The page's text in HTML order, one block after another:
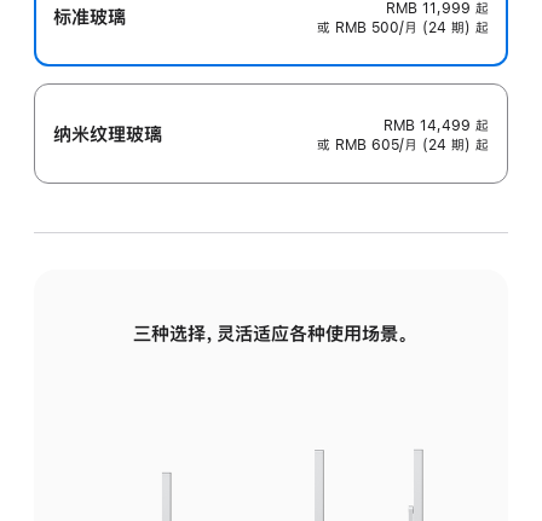
标准玻璃 RMB 11,999 起
或 RMB 500/月 (24 期) 起
纳米纹理玻璃 RMB 14,499 起
或 RMB 605/月 (24 期) 起
三种选择，灵活适应各种使用场景。